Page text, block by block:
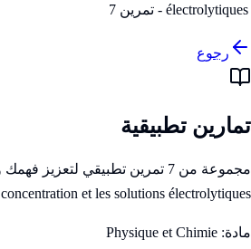
électrolytiques - تمرين 7
رجوع
تمارين تطبيقية
concentration et les solutions électrolytiques
مادة: Physique et Chimie